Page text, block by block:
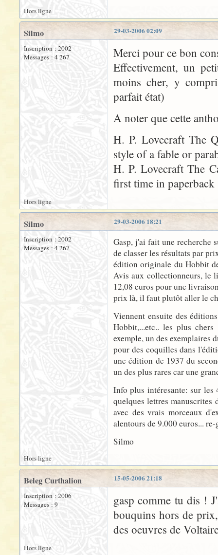
Hors ligne
29-03-2006 02:09
Silmo
Inscription : 2002
Messages : 4 267
Merci pour ce bon
Effectivement, un
moins cher, y
parfait état)
A noter que cette
H. P. Lovecraft The
style of a fable or
H. P. Lovecraft The
first time in paperback
Hors ligne
29-03-2006 18:21
Silmo
Inscription : 2002
Messages : 4 267
Gasp, j'ai fait une recherche
de classer les résultats par
édition originale du Hobbit
Avis aux collectionneurs, le
12,08 euros pour une
prix là, il faut plutôt aller le
Viennent ensuite des
Hobbit,...etc.. les plus
exemple, un des exemplaires
pour des coquilles dans
une édition de 1937 du
un des plus rares car une
Info plus intéresante: sur les
quelques lettres
avec des vrais morceaux
alentours de 9.000 euros... re-
Silmo
Hors ligne
15-05-2006 21:18
Beleg Curthalion
Inscription : 2006
Messages : 9
gasp comme tu dis !
bouquins hors de
des oeuvres de
Hors ligne